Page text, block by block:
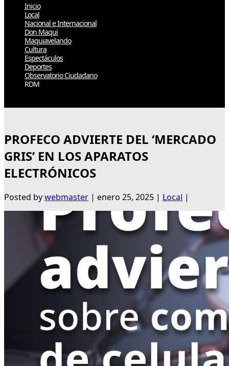
Inicio
Local
Nacional e Internacional
Don Maqui
Maquiavelando
Cultura
Espectáculos
Deportes
Observatorio Ciudadano
RDM
PROFECO ADVIERTE DEL ‘MERCADO
GRIS’ EN LOS APARATOS
ELECTRÓNICOS
Posted bywebmaster | enero 25, 2025 | Local |